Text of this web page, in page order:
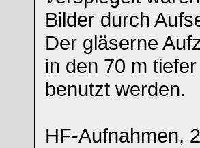
Bilder durch
Der gläserne
in den 70 m
benutzt werden.
HF-Aufnahmen,